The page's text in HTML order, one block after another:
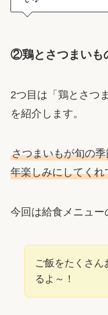
②鶏とさつまいも
2つ目は「鶏とさつ
を紹介します。
さつまいもが旬の
年楽しみにしてく
今回は給食メニュー
ご飯をたくさん
るよ～！